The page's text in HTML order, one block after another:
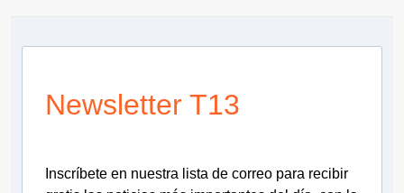
Newsletter T13
Inscríbete en nuestra lista de correo para recibir